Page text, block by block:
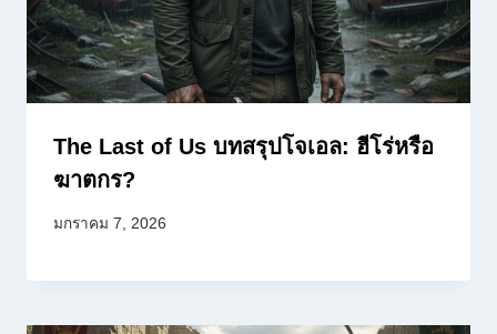
The Last of Us บทสรุปโจเอล: ฮีโร่หรือ
ฆาตกร?
มกราคม 7, 2026